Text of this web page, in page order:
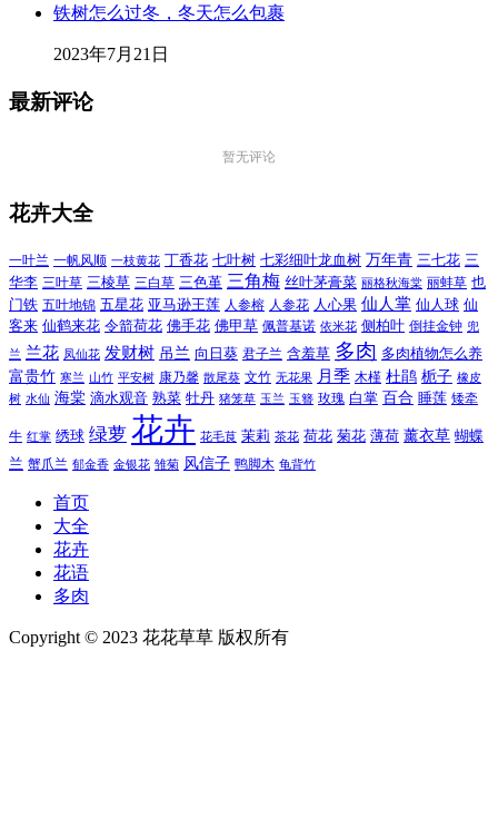
铁树怎么过冬，冬天怎么包裹
2023年7月21日
最新评论
暂无评论
花卉大全
一叶兰 一帆风顺 一枝黄花 丁香花 七叶树 七彩细叶龙血树 万年青 三七花 三
华李 三叶草 三棱草 三白草 三色堇 三角梅 丝叶茅膏菜 丽格秋海棠 丽蚌草 也
门铁 五叶地锦 五星花 亚马逊王莲 人参榕 人参花 人心果 仙人掌 仙人球 仙
客来 仙鹤来花 令箭荷花 佛手花 佛甲草 佩普基诺 依米花 侧柏叶 倒挂金钟 兜
兰 兰花 凤仙花 发财树 吊兰 向日葵 君子兰 含羞草 多肉 多肉植物怎么养
富贵竹 寒兰 山竹 平安树 康乃馨 散尾葵 文竹 无花果 月季 木槿 杜鹃 栀子 橡皮
树 水仙 海棠 滴水观音 熟菜 牡丹 猪笼草 玉兰 玉簪 玫瑰 白掌 百合 睡莲 矮牵
牛 红掌 绣球 绿萝 花卉 花毛茛 茉莉 茶花 荷花 菊花 薄荷 薰衣草 蝴蝶
兰 蟹爪兰 郁金香 金银花 雏菊 风信子 鸭脚木 龟背竹
首页
大全
花卉
花语
多肉
Copyright © 2023 花花草草 版权所有